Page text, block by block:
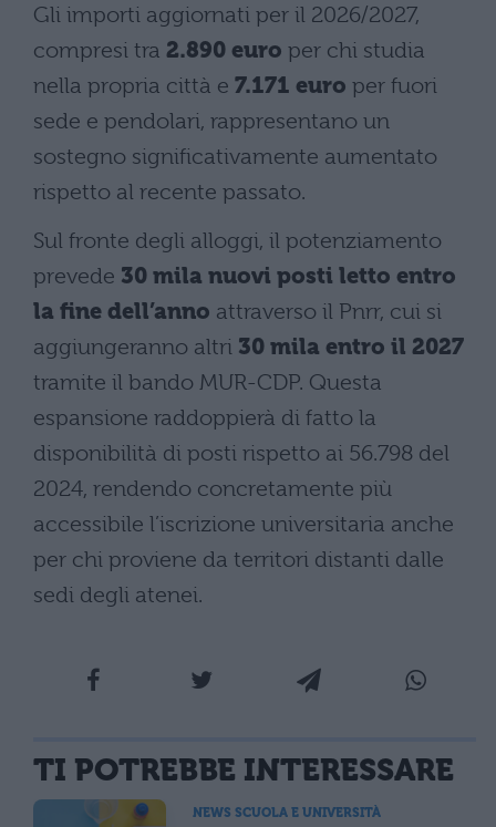
Gli importi aggiornati per il 2026/2027,
compresi tra 2.890 euro per chi studia
nella propria città e 7.171 euro per fuori
sede e pendolari, rappresentano un
sostegno significativamente aumentato
rispetto al recente passato.
Sul fronte degli alloggi, il potenziamento
prevede 30 mila nuovi posti letto entro
la fine dell’anno attraverso il Pnrr, cui si
aggiungeranno altri 30 mila entro il 2027
tramite il bando MUR-CDP. Questa
espansione raddoppierà di fatto la
disponibilità di posti rispetto ai 56.798 del
2024, rendendo concretamente più
accessibile l’iscrizione universitaria anche
per chi proviene da territori distanti dalle
sedi degli atenei.
TI POTREBBE INTERESSARE
NEWS SCUOLA E UNIVERSITÀ